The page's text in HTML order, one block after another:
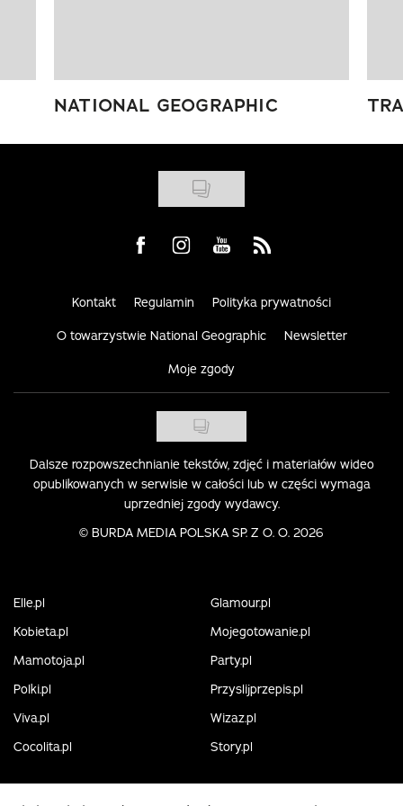
NATIONAL GEOGRAPHIC
Visit us on Facebook
Visit us on Instagram
Visit us on Youtube
Visit us on Rss
Kontakt Regulamin Polityka prywatności
O towarzystwie National Geographic Newsletter
Moje zgody
Dalsze rozpowszechnianie tekstów, zdjęć i materiałów wideo
opublikowanych w serwisie w całości lub w części wymaga
uprzedniej zgody wydawcy.
© BURDA MEDIA POLSKA SP. Z O. O. 2026
Elle.pl
Glamour.pl
Kobieta.pl
Mojegotowanie.pl
Mamotoja.pl
Party.pl
Polki.pl
Przyslijprzepis.pl
Viva.pl
Wizaz.pl
Cocolita.pl
Story.pl